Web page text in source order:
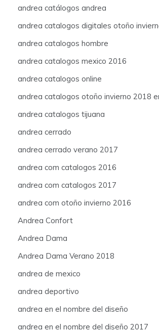
andrea catálogos andrea
andrea catalogos digitales otoño
andrea catalogos hombre
andrea catalogos mexico 2016
andrea catalogos online
andrea catalogos otoño invierno 2018
andrea catalogos tijuana
andrea cerrado
andrea cerrado verano 2017
andrea com catalogos 2016
andrea com catalogos 2017
andrea com otoño invierno 2016
Andrea Confort
Andrea Dama
Andrea Dama Verano 2018
andrea de mexico
andrea deportivo
andrea en el nombre del diseño
andrea en el nombre del diseño 2017